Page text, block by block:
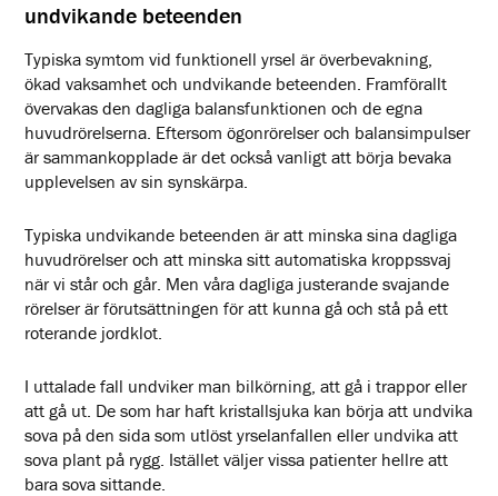
undvikande beteenden
Typiska symtom vid funktionell yrsel är överbevakning,
ökad vaksamhet och undvikande beteenden. Framförallt
övervakas den dagliga balansfunktionen och de egna
huvudrörelserna. Eftersom ögonrörelser och balansimpulser
är sammankopplade är det också vanligt att börja bevaka
upplevelsen av sin synskärpa.
Typiska undvikande beteenden är att minska sina dagliga
huvudrörelser och att minska sitt automatiska kroppssvaj
när vi står och går. Men våra dagliga justerande svajande
rörelser är förutsättningen för att kunna gå och stå på ett
roterande jordklot.
I uttalade fall undviker man bilkörning, att gå i trappor eller
att gå ut. De som har haft kristallsjuka kan börja att undvika
sova på den sida som utlöst yrselanfallen eller undvika att
sova plant på rygg. Istället väljer vissa patienter hellre att
bara sova sittande.